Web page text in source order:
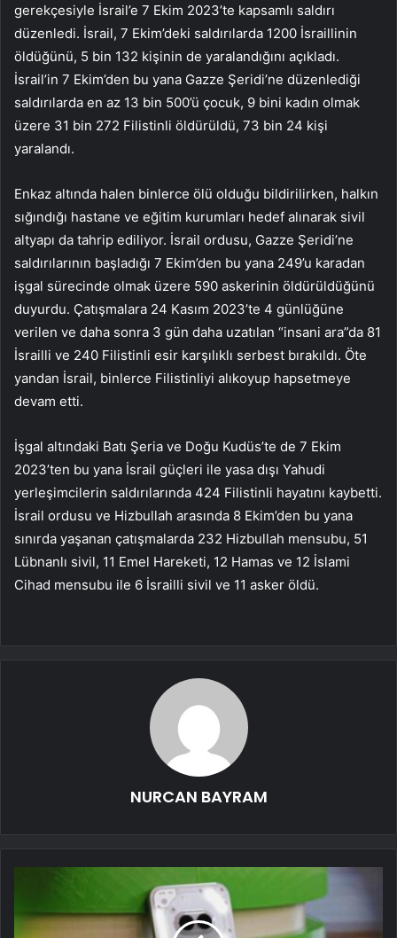
gerekçesiyle İsrail’e 7 Ekim 2023’te kapsamlı saldırı
düzenledi. İsrail, 7 Ekim’deki saldırılarda 1200 İsraillinin
öldüğünü, 5 bin 132 kişinin de yaralandığını açıkladı.
İsrail’in 7 Ekim’den bu yana Gazze Şeridi’ne düzenlediği
saldırılarda en az 13 bin 500’ü çocuk, 9 bini kadın olmak
üzere 31 bin 272 Filistinli öldürüldü, 73 bin 24 kişi
yaralandı.
Enkaz altında halen binlerce ölü olduğu bildirilirken, halkın
sığındığı hastane ve eğitim kurumları hedef alınarak sivil
altyapı da tahrip ediliyor. İsrail ordusu, Gazze Şeridi’ne
saldırılarının başladığı 7 Ekim’den bu yana 249’u karadan
işgal sürecinde olmak üzere 590 askerinin öldürüldüğünü
duyurdu. Çatışmalara 24 Kasım 2023’te 4 günlüğüne
verilen ve daha sonra 3 gün daha uzatılan “insani ara”da 81
İsrailli ve 240 Filistinli esir karşılıklı serbest bırakıldı. Öte
yandan İsrail, binlerce Filistinliyi alıkoyup hapsetmeye
devam etti.
İşgal altındaki Batı Şeria ve Doğu Kudüs’te de 7 Ekim
2023’ten bu yana İsrail güçleri ile yasa dışı Yahudi
yerleşimcilerin saldırılarında 424 Filistinli hayatını kaybetti.
İsrail ordusu ve Hizbullah arasında 8 Ekim’den bu yana
sınırda yaşanan çatışmalarda 232 Hizbullah mensubu, 51
Lübnanlı sivil, 11 Emel Hareketi, 12 Hamas ve 12 İslami
Cihad mensubu ile 6 İsrailli sivil ve 11 asker öldü.
NURCAN BAYRAM